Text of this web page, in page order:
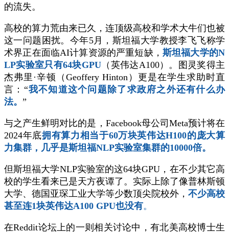
的流失。
高校的算力荒由来已久，连顶级高校和学术大牛们也被
这一问题困扰。今年5月，斯坦福大学教授李飞飞称学
术界正在面临AI计算资源的严重短缺， 斯坦福大学的N
LP实验室只有64块GPU（英伟达A100）。图灵奖得主
杰弗里·辛顿（Geoffery Hinton）更是在学生求助时直
言：“我不知道这个问题除了求政府之外还有什么办
法。 ”
与之产生鲜明对比的是，Facebook母公司Meta预计将在
2024年底拥有算力相当于60万块英伟达H100的庞大算
力集群， 几乎是斯坦福NLP实验室集群的10000倍。
但斯坦福大学NLP实验室的这64块GPU，在不少其它高
校的学生看来已是天方夜谭了。实际上除了像普林斯顿
大学、德国亚琛工业大学等少数顶尖院校外， 不少高校
甚至连1块英伟达A100 GPU也没有。
在Reddit论坛上的一则相关讨论中，有北美高校博士生